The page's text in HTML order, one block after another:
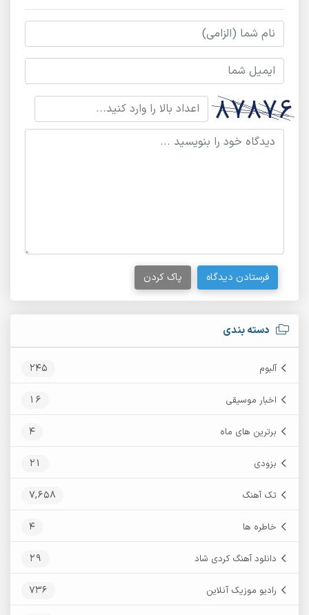
دسته بندی
آلبوم 245
اخبار موسیقی 16
برترین های ماه 4
بزودی 21
تک آهنگ 7,658
خاطره ها 4
دانلود آهنگ کردی شاد 29
رادیو موزیک آنلاین 736
فرستادن دیدگاه پاک کردن